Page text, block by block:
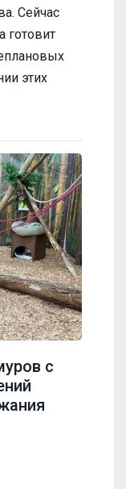
Сейчас
готовит
этих
с